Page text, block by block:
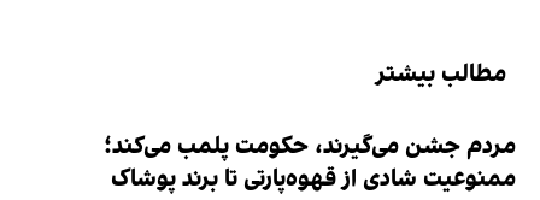
مطالب بیشتر
مردم جشن می‌گیرند، حکومت پلمب می‌کند؛
ممنوعیت شادی از قهوه‌پارتی تا برند پوشاک